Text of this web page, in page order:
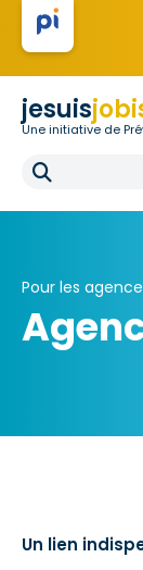
jesuis
Une initiative de
Pour les
Pour les
Un lien